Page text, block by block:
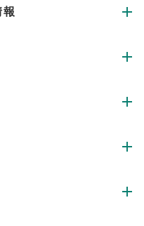
報